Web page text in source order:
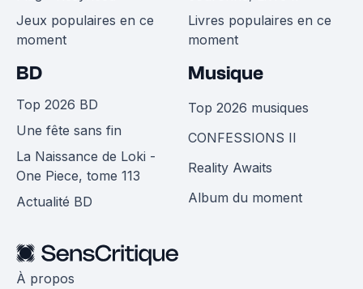
Jeux populaires en ce
moment
Livres populaires en ce
moment
BD
Top 2026 BD
Une fête sans fin
La Naissance de Loki -
One Piece, tome 113
Actualité BD
Musique
Top 2026 musiques
CONFESSIONS II
Reality Awaits
Album du moment
À propos